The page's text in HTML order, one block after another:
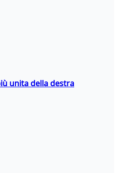
unita della destra